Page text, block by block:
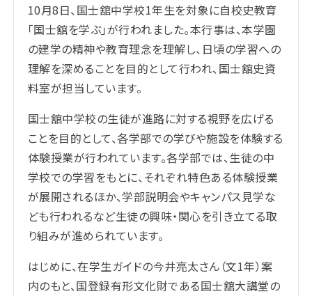
10月8日、国士舘中学校1年生を対象に自校史教育
「国士舘を学ぶ」が行われました。本行事は、本学園
の建学の精神や教育理念を理解し、日頃の学習への
理解を深めることを目的として行われ、国士舘史資
料室が担当しています。
国士舘中学校の生徒が進路に対する視野を広げる
ことを目的として、各学部での学びや施設を体験する
体験授業が行われています。各学部では、生徒の中
学校での学習をもとに、それぞれ特色ある体験授業
が展開されるほか、学部説明会やキャンパス見学な
ども行われるなど生徒の興味・関心を引き立てる取
り組みが進められています。
はじめに、在学生ガイドの今井亮太さん（文1年）案
内のもと、国登録有形文化財である国士舘大講堂の